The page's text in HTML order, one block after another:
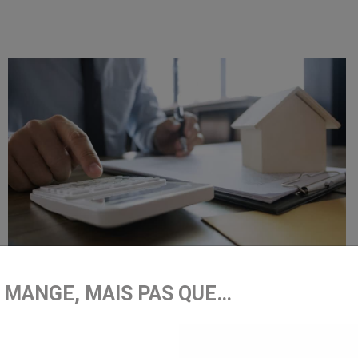
MANGE, MAIS PAS QUE…